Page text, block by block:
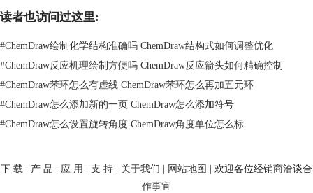
以上就是在ChemDraw 15.1 Pro中输入千分号的方法，要是输入其他
ChemDraw绘图工具绘制化学图形的技巧请点击ChemDraw绘制格林尼亚
试剂反应式。
读者也访问过这里:
#ChemDraw绘制化学结构准确吗 ChemDraw结构式如何调整优化
#ChemDraw反应机理绘制方便吗 ChemDraw反应箭头如何精确控制
#ChemDraw苯环怎么有虚线 ChemDraw苯环怎么再加五元环
#ChemDraw怎么添加新的一页 ChemDraw怎么添加符号
#ChemDraw怎么设置旋转角度 ChemDraw角度单位怎么标
下 载 产 品 应 用 支 持 关于我们 网站地图
| 欢迎各位经销商洽谈合
作事宜